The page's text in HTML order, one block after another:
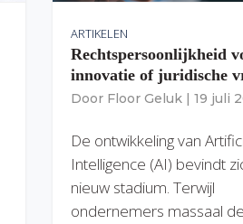
ARTIKELEN
Rechtspersoonlijkheid
innovatie of juridische
Door Floor Geluk | 19 juli
De ontwikkeling van
Intelligence (AI) bevindt
nieuw stadium. Terwijl
ondernemers massaal